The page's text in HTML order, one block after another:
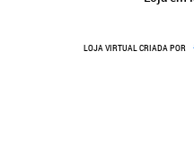
LOJA VIRTUAL CRIADA POR